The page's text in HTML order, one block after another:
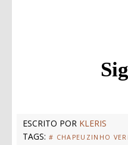
ESCRITO POR KLERIS
TAGS: # CHAPEUZINHO